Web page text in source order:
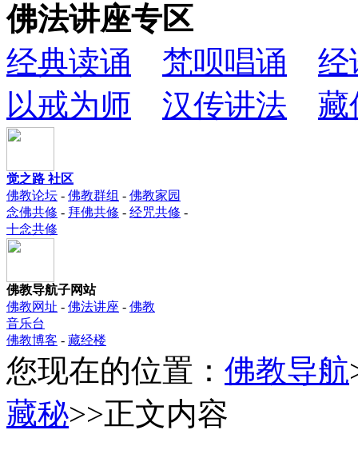
佛法讲座专区
经典读诵
梵呗唱诵
经
以戒为师
汉传讲法 藏
觉之路 社区
佛教论坛 - 佛教群组 - 佛教家园
念佛共修 - 拜佛共修 - 经咒共修 -
十念共修
佛教导航子网站
佛教网址 - 佛法讲座 - 佛教
音乐台
佛教博客 - 藏经楼
您现在的位置： 佛教导航
藏秘>>正文内容